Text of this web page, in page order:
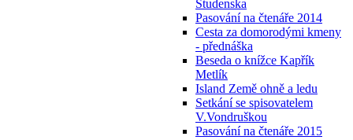
Studenska
Pasování na čtenáře 2014
Cesta za domorodými kmeny
- přednáška
Beseda o knížce Kapřík
Metlík
Island Země ohně a ledu
Setkání se spisovatelem
V.Vondruškou
Pasování na čtenáře 2015